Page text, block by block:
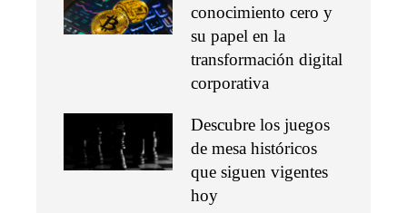
conocimiento cero y
su papel en la
transformación digital
corporativa
Descubre los juegos
de mesa históricos
que siguen vigentes
hoy